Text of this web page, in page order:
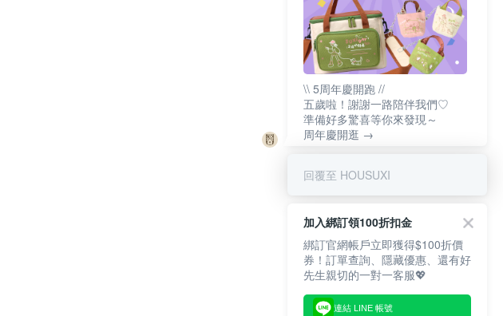
\\ 5周年慶開跑 //
五歲啦！謝謝一路陪伴我們♡
準備好多驚喜等你來發現～
周年慶開逛 →
回覆至 HOUSUXI
加入綁訂領100折扣金
綁訂官網帳戶立即獲得$100折價
券！訂單查詢、隱藏優惠、還有好
先生親切的一對一客服💖
連結 LINE 帳號